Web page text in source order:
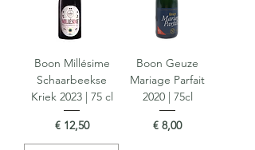
Boon Millésime
Schaarbeekse
Kriek 2023 | 75 cl
Prijs
€ 12,50
Boon Geuze
Mariage Parfait
2020 | 75cl
Prijs
€ 8,00